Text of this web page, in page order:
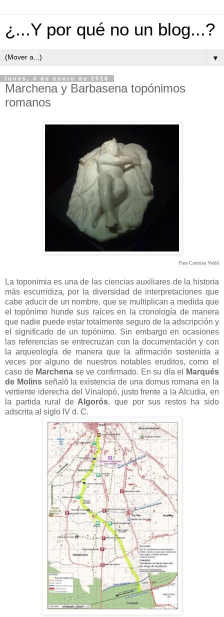
¿...Y por qué no un blog...?
▼
lunes, 4 de enero de 2016
Marchena y Barbasena topónimos
romanos
Para Carmina Verdú
La toponimia es una de las ciencias auxiliares de la historia
más escurridiza, por la diversidad de interpretaciones que
cabe aducir de un nombre, que se multiplican a medida que
el topónimo hunde sus raíces en la cronología de manera
que nadie puede estar totalmente seguro de la adscripción y
el significado de un topónimo. Sin embargo en ocasiones
las referencias se entrecruzan con la documentación y con
la arqueología de manera que la afirmación sostenida a
veces por alguno de nuestros notables eruditos, como el
caso de Marchena se ve confirmado. En su día el
Marqués
de Molins señaló la existencia de una domus romana en la
vertiente iderecha del Vinalopó, justo frente a la Alcudia, en
la partida rural deAlgorós, que por sus restos ha sido
adscrita al siglo IV d. C.